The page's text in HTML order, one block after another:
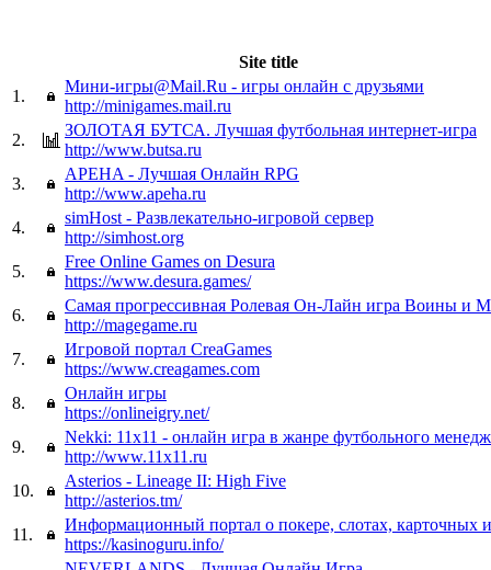
Site title
1.
Мини-игры@Mail.Ru - игры онлайн с друзьями
http://minigames.mail.ru
2.
ЗОЛОТАЯ БУТСА. Лучшая футбольная интернет-игра
http://www.butsa.ru
3.
APEHA - Лучшая Онлайн RPG
http://www.apeha.ru
4.
simHost - Развлекательно-игровой сервер
http://simhost.org
5.
Free Online Games on Desura
https://www.desura.games/
6.
Самая прогрессивная Ролевая Он-Лайн игра Воины и
http://magegame.ru
7.
Игровой портал CreaGames
https://www.creagames.com
8.
Онлайн игры
https://onlineigry.net/
9.
Nekki: 11x11 - онлайн игра в жанре футбольного
http://www.11x11.ru
10.
Asterios - Lineage II: High Five
http://asterios.tm/
11.
Информационный портал о покере, слотах, карточных
https://kasinoguru.info/